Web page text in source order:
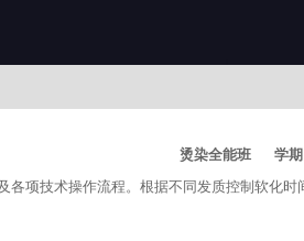
烫染全能班学
各项技术操作流程。根据不同发质控制软化